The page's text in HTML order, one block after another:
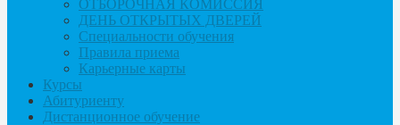
ОТБОРОЧНАЯ КОМИССИЯ
ДЕНЬ ОТКРЫТЫХ ДВЕРЕЙ
Специальности обучения
Правила приема
Карьерные карты
Курсы
Абитуриенту
Дистанционное обучение